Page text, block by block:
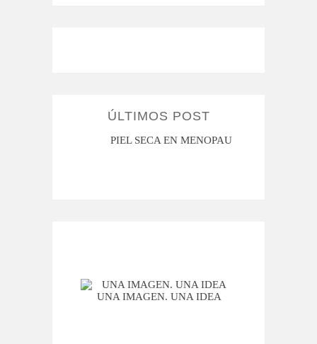
ÚLTIMOS POST
PIEL SECA EN MENOPAUSIA
UNA IMAGEN. UNA IDEA